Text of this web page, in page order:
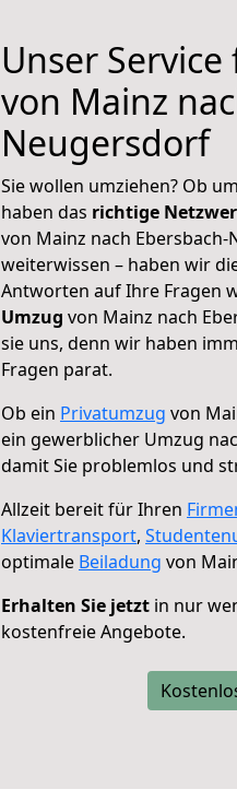
Unser
von Mainz
Neugersdorf
Sie wollen umziehen? Ob
haben das richtige
von Mainz nach
weiterwissen – haben wir
Antworten auf Ihre Fragen
Umzug von Mainz nach
sie uns, denn wir haben
Fragen parat.
Ob ein Privatumzug von
ein gewerblicher Umzug
damit Sie problemlos und
Allzeit bereit für Ihren
Klaviertransport,
optimale Beiladung von
Erhalten Sie jetzt in nur
kostenfreie Angebote.